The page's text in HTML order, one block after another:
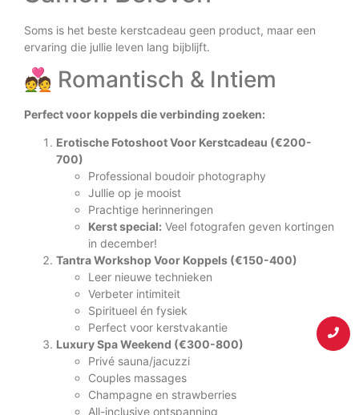
Soms is het beste kerstcadeau geen product, maar een
ervaring die jullie leven lang bijblijft.
💑 Romantisch & Intiem
Perfect voor koppels die verbinding zoeken:
Erotische Fotoshoot Voor Kerstcadeau (€200-
700)
Professional boudoir photography
Jullie op je mooist
Prachtige herinneringen
Kerst special: Veel fotografen geven kortingen
in december!
Tantra Workshop Voor Koppels (€150-400)
Leer nieuwe technieken
Verbeter intimiteit
Spiritueel én fysiek
Perfect voor kerstvakantie
Luxury Spa Weekend (€300-800)
Privé sauna/jacuzzi
Couples massages
Champagne en strawberries
All-inclusive ontspanning